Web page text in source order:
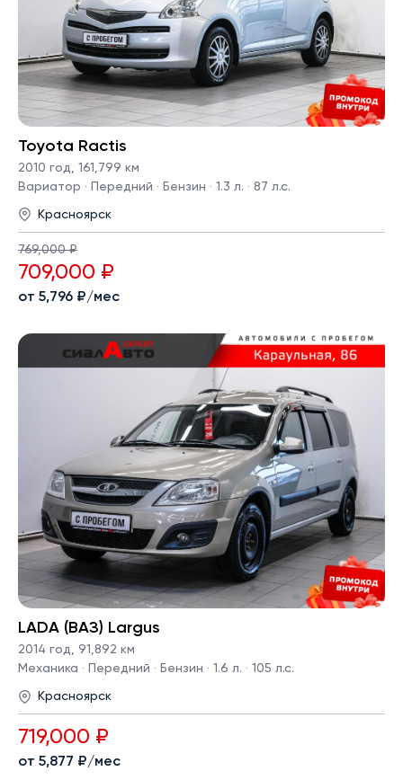
Toyota Ractis
2010 год, 161,799 км
Вариатор · Передний · Бензин · 1.3 л. · 87 л.с.
Красноярск
769,000 ₽
709,000 ₽
от 5,796 ₽/мес
LADA (ВАЗ) Largus
2014 год, 91,892 км
Механика · Передний · Бензин · 1.6 л. · 105 л.с.
Красноярск
719,000 ₽
от 5,877 ₽/мес